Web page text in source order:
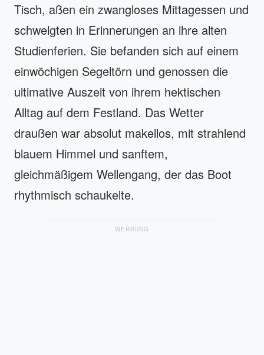
Tisch, aßen ein zwangloses Mittagessen und
schwelgten in Erinnerungen an ihre alten
Studienferien. Sie befanden sich auf einem
einwöchigen Segeltörn und genossen die
ultimative Auszeit von ihrem hektischen
Alltag auf dem Festland. Das Wetter
draußen war absolut makellos, mit strahlend
blauem Himmel und sanftem,
gleichmäßigem Wellengang, der das Boot
rhythmisch schaukelte.
WERBUNG